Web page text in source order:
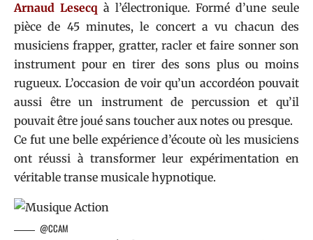
Arnaud Lesecq à l’électronique. Formé d’une seule
pièce de 45 minutes, le concert a vu chacun des
musiciens frapper, gratter, racler et faire sonner son
instrument pour en tirer des sons plus ou moins
rugueux. L’occasion de voir qu’un accordéon pouvait
aussi être un instrument de percussion et qu’il
pouvait être joué sans toucher aux notes ou presque.
Ce fut une belle expérience d’écoute où les musiciens
ont réussi à transformer leur expérimentation en
véritable transe musicale hypnotique.
@CCAM